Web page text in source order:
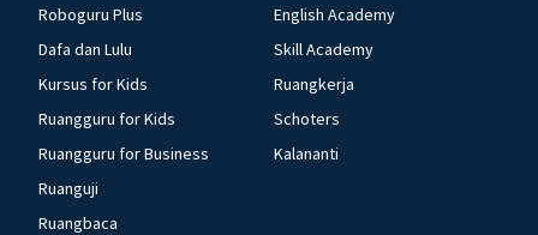
Roboguru Plus
Dafa dan Lulu
Kursus for Kids
Ruangguru for Kids
Ruangguru for Business
Ruanguji
Ruangbaca
English Academy
Skill Academy
Ruangkerja
Schoters
Kalananti